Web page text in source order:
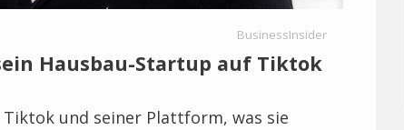
BusinessInsider
Hausbau-Startup auf Tiktok
und seiner Plattform, was sie